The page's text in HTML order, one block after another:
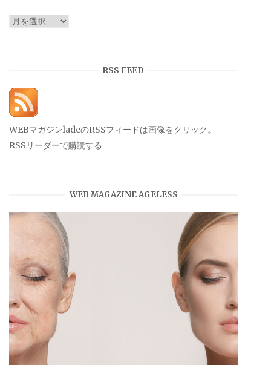
ア
RSS FEED
WEBマガジンladeのRSSフィードは画像をクリック。
RSSリーダーで購読する
WEB MAGAZINE AGELESS